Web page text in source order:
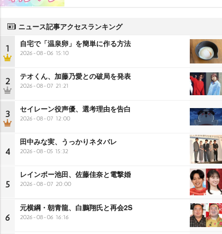
ニュース記事アクセスランキング
1 自宅で「温泉卵」を簡単に作る方法
2026-08-06 15:10
2 テオくん、加藤乃愛との破局を発表
2026-08-07 21:21
3 セイレーン役声優、選考理由を告白
2026-08-07 12:00
4
田中みな実、うっかりネタバレ
2026-08-05 15:32
5
レインボー池田、佐藤佳奈と電撃婚
2026-08-07 20:00
6
元横綱・朝青龍、白鵬翔氏と再会2S
2026-08-06 16:16